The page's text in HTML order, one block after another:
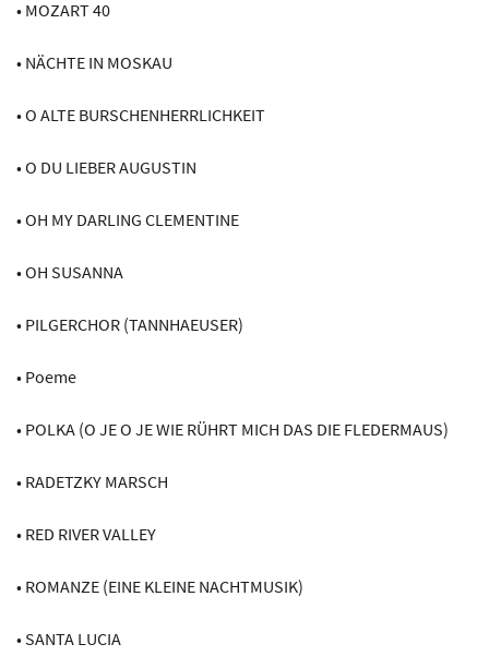
• MOZART 40
• NÄCHTE IN MOSKAU
• O ALTE BURSCHENHERRLICHKEIT
• O DU LIEBER AUGUSTIN
• OH MY DARLING CLEMENTINE
• OH SUSANNA
• PILGERCHOR (TANNHAEUSER)
• Poeme
• POLKA (O JE O JE WIE RÜHRT MICH DAS DIE FLEDERMAUS)
• RADETZKY MARSCH
• RED RIVER VALLEY
• ROMANZE (EINE KLEINE NACHTMUSIK)
• SANTA LUCIA